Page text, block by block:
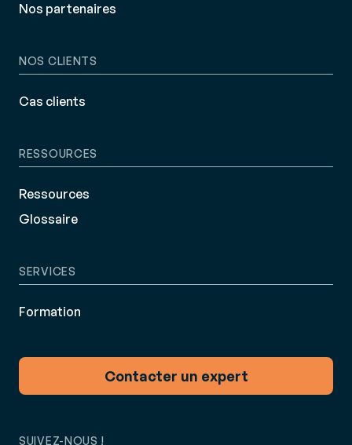
Nos partenaires
NOS CLIENTS
Cas clients
RESSOURCES
Ressources
Glossaire
SERVICES
Formation
Contacter un expert
SUIVEZ-NOUS !